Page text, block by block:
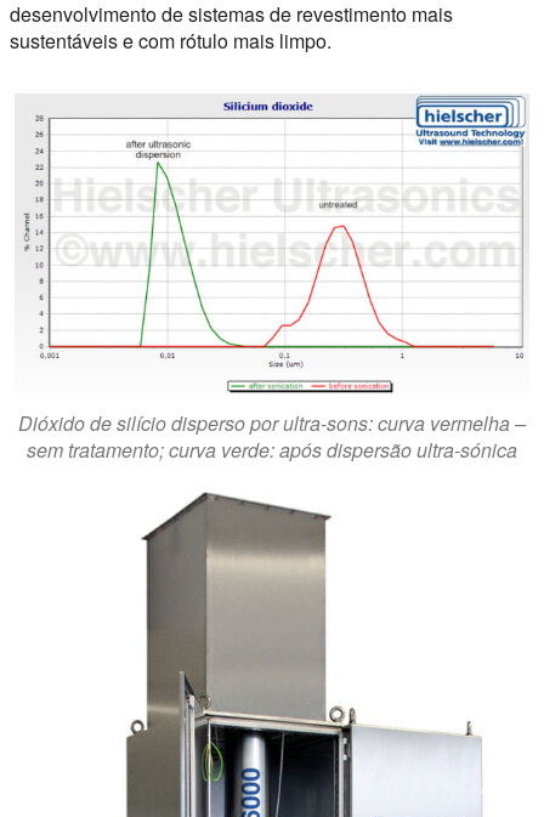
desenvolvimento de sistemas de revestimento mais
sustentáveis e com rótulo mais limpo.
Dióxido de silício disperso por ultra-sons: curva vermelha –
sem tratamento; curva verde: após dispersão ultra-sónica